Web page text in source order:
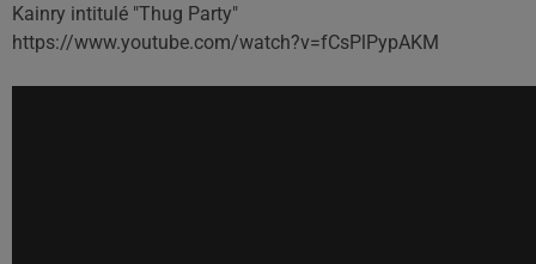
Kainry intitulé "Thug Party"
https://www.youtube.com/watch?v=fCsPlPypAKM